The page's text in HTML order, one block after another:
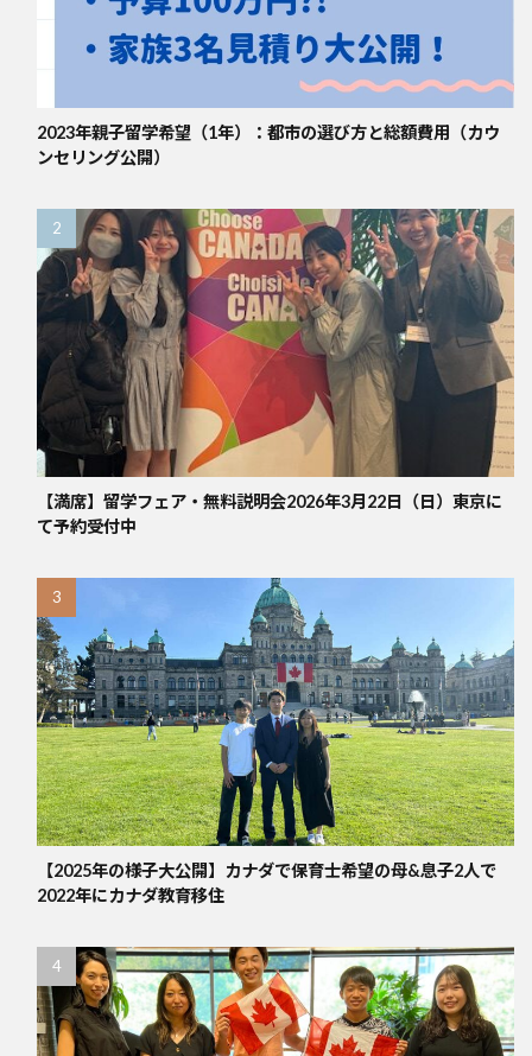
2023年親子留学希望（1年）：都市の選び方と総額費用（カウ
ンセリング公開）
【満席】留学フェア・無料説明会2026年3月22日（日）東京に
て予約受付中
【2025年の様子大公開】カナダで保育士希望の母&息子2人で
2022年にカナダ教育移住